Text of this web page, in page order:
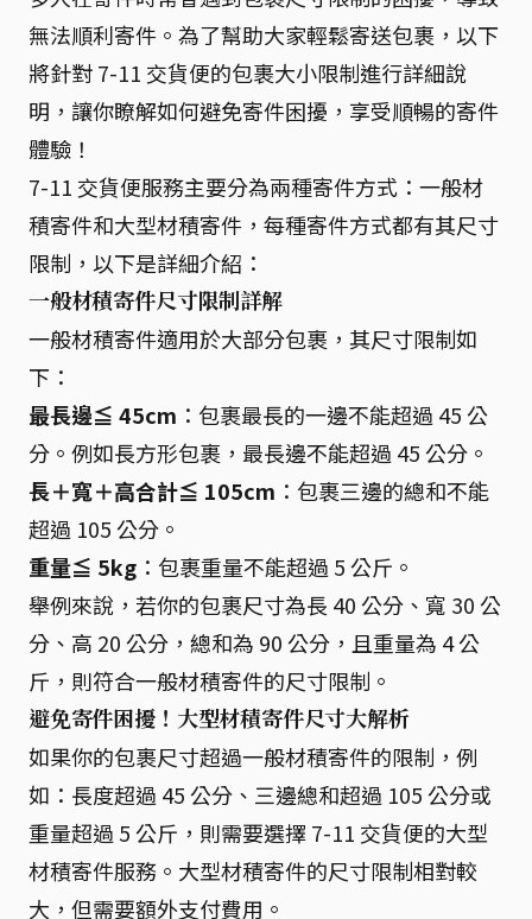
無法順利寄件。為了幫助大家輕鬆寄送包裹，以下
將針對 7-11 交貨便的包裹大小限制進行詳細說
明，讓你瞭解如何避免寄件困擾，享受順暢的寄件
體驗！
7-11 交貨便服務主要分為兩種寄件方式：一般材
積寄件和大型材積寄件，每種寄件方式都有其尺寸
限制，以下是詳細介紹：
一般材積寄件尺寸限制詳解
一般材積寄件適用於大部分包裹，其尺寸限制如
下：
最長邊≦ 45cm ：包裹最長的一邊不能超過 45 公
分。例如長方形包裹，最長邊不能超過 45 公分。
長＋寬＋高合計≦ 105cm ：包裹三邊的總和不能
超過 105 公分。
重量≦ 5kg ：包裹重量不能超過 5 公斤。
舉例來說，若你的包裹尺寸為長 40 公分、寬 30 公
分、高 20 公分，總和為 90 公分，且重量為 4 公
斤，則符合一般材積寄件的尺寸限制。
避免寄件困擾！大型材積寄件尺寸大解析
如果你的包裹尺寸超過一般材積寄件的限制，例
如：長度超過 45 公分、三邊總和超過 105 公分或
重量超過 5 公斤，則需要選擇 7-11 交貨便的大型
材積寄件服務。大型材積寄件的尺寸限制相對較
大，但需要額外支付費用。